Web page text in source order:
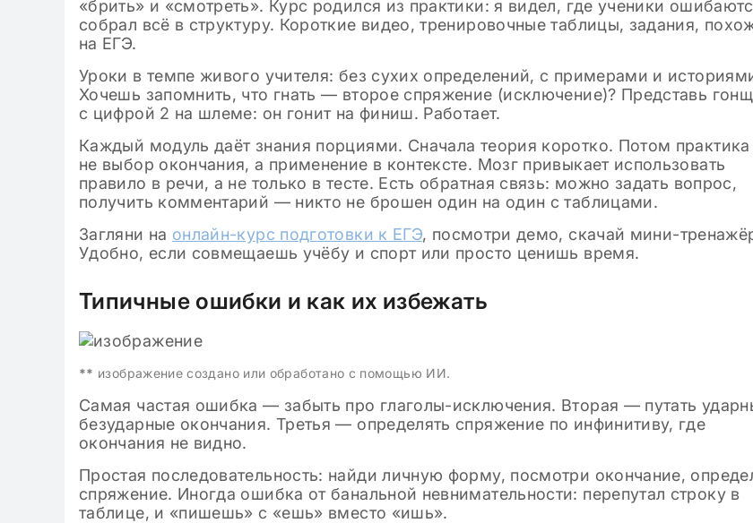
«брить» и «смотреть». Курс родился из практики: я видел, где ученики
собрал всё в структуру. Короткие видео, тренировочные таблицы, задания,
на ЕГЭ.
Уроки в темпе живого учителя: без сухих определений, с примерами и
Хочешь запомнить, что гнать — второе спряжение (исключение)? Представь
с цифрой 2 на шлеме: он гонит на финиш. Работает.
Каждый модуль даёт знания порциями. Сначала теория коротко. Потом
не выбор окончания, а применение в контексте. Мозг привыкает использовать
правило в речи, а не только в тесте. Есть обратная связь: можно задать вопрос,
получить комментарий — никто не брошен один на один с таблицами.
Загляни на онлайн-курс подготовки к ЕГЭ, посмотри демо, скачай мини-
Удобно, если совмещаешь учёбу и спорт или просто ценишь время.
Типичные ошибки и как их избежать
** изображение создано или обработано с помощью ИИ.
Самая частая ошибка — забыть про глаголы-исключения. Вторая — путать
безударные окончания. Третья — определять спряжение по инфинитиву, где
окончания не видно.
Простая последовательность: найди личную форму, посмотри окончание,
спряжение. Иногда ошибка от банальной невнимательности: перепутал строку в
таблице, и «пишешь» с «ешь» вместо «ишь».